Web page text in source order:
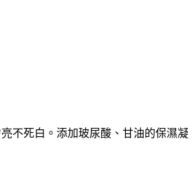
不死白。添加玻尿酸、甘油的保濕凝